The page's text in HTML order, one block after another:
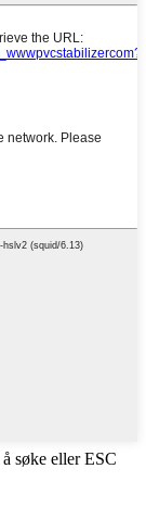
søke eller ESC